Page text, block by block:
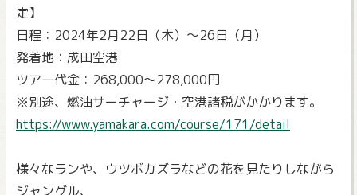
定】
日程：2024年2月22日（木）～26日（月）
発着地：成田空港
ツアー代金：268,000～278,000円
※別途、燃油サーチャージ・空港諸税がかかります。
https://www.yamakara.com/course/171/detail
様々なランや、ウツボカズラなどの花を見たりしながら
ジャングル、